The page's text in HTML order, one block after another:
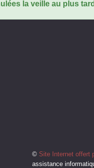
la veille au plus
© Site Internet offert
assistance